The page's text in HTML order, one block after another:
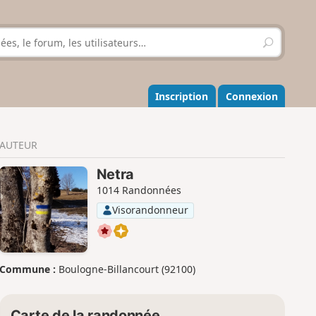
R
e
h
e
r
r
Inscription Connexion
AUTEUR
Netra
1014 Randonnées
Visorandonneur
Commune : Boulogne-Billancourt (92100)